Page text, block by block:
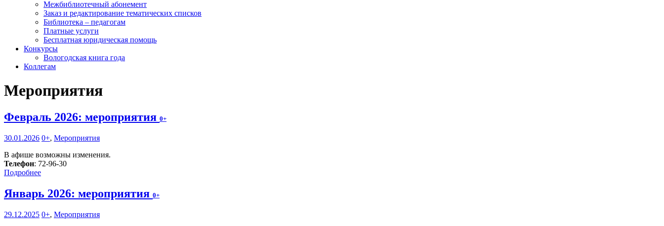
Межбиблиотечный абонемент
Заказ и редактирование тематических списков
Библиотека – педагогам
Платные услуги
Бесплатная юридическая помощь
Конкурсы
Вологодская книга года
Коллегам
Мероприятия
Февраль 2026: мероприятия 0+
30.01.2026 0+, Мероприятия
В афише возможны изменения.
Телефон: 72-96-30
Подробнее
Январь 2026: мероприятия 0+
29.12.2025 0+, Мероприятия